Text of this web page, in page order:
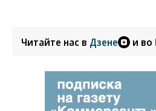
Читайте нас в Дзене и во